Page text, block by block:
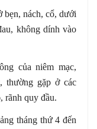
bẹn, nách, cổ, dưới
không dính vào
của niêm mạc,
thường gặp ở các
rãnh quy đầu.
tháng thứ 4 đến